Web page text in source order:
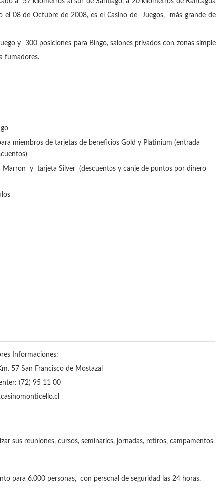
a 57 kilómetros al sur de Santiago, a 20 kilómetros de Rancagua
el 08 de Octubre de 2008, es el Casino de Juegos, más grande de
y 300 posiciones para Bingo, salones privados con zonas simple
fumadores.
miembros de tarjetas de beneficios Gold y Platinium (entrada
Marron y tarjeta Silver (descuentos y canje de puntos por dinero
Informaciones:
57 San Francisco de Mostazal
(72) 95 11 00
sus reuniones, cursos, seminarios, jornadas, retiros, campamentos
para 6.000 personas, con personal de seguridad las 24 horas.